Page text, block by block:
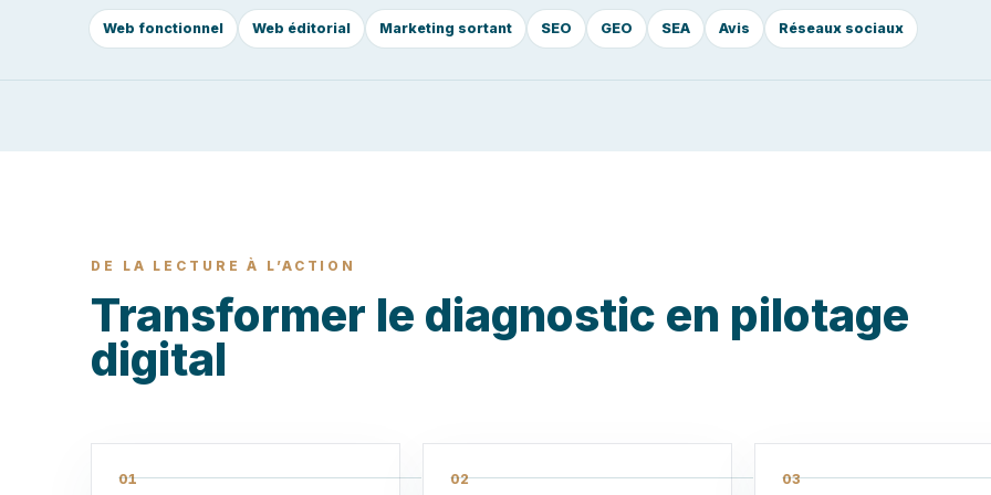
Web fonctionnel Web éditorial Marketing sortant SEO GEO SEA Avis Réseaux sociaux
DE LA LECTURE À L’ACTION
Transformer le diagnostic en pilotage
digital
01 02 03